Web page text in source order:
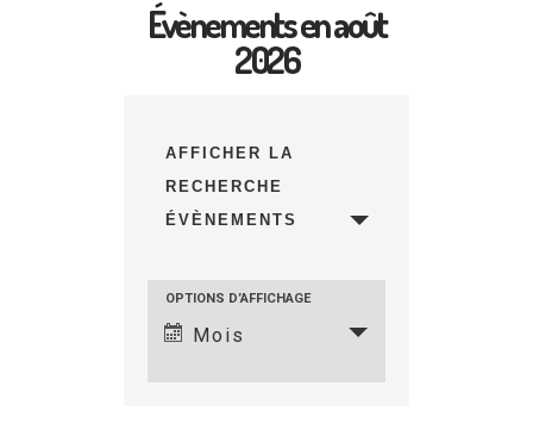
Évènements en août
2026
AFFICHER LA
RECHERCHE
ÉVÈNEMENTS
OPTIONS D’AFFICHAGE
Mois